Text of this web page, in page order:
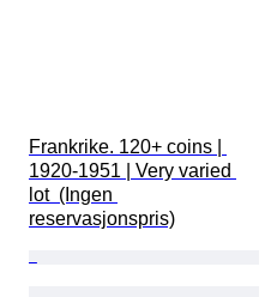
Frankrike. 120+ coins |
1920-1951 | Very varied
lot  (Ingen
reservasjonspris)